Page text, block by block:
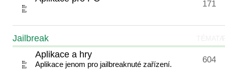
171
Jailbreak
Aplikace a hry
Aplikace jenom pro jailbreaknuté zařízení. 604